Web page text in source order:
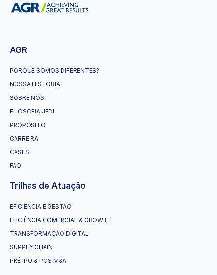
AGR
PORQUE SOMOS DIFERENTES?
NOSSA HISTÓRIA
SOBRE NÓS
FILOSOFIA JEDI
PROPÓSITO
CARREIRA
CASES
FAQ
Trilhas de Atuação
EFICIÊNCIA E GESTÃO
EFICIÊNCIA COMERCIAL & GROWTH
TRANSFORMAÇÃO DIGITAL
SUPPLY CHAIN
PRÉ IPO & PÓS M&A